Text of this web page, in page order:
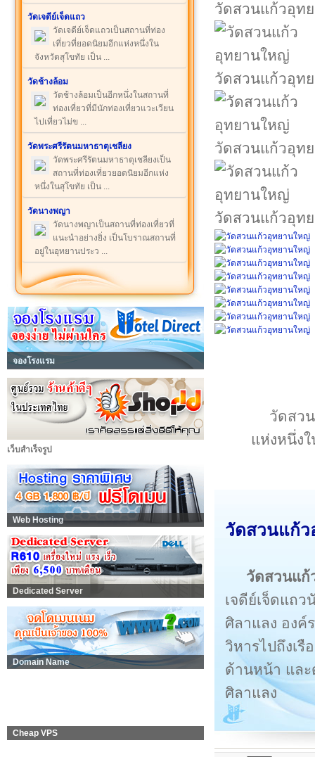
วัดเจดีย์เจ็ดแถว
วัดเจดีย์เจ็ดแถวเป็นสถานที่ท่อง
เที่ยวที่ยอดนิยมอีกแห่งหนึ่งใน
จังหวัดสุโขทัย เป็น ...
วัดช้างล้อม
วัดช้างล้อมเป็นอีกหนึ่งในสถานที่
ท่องเที่ยวที่มีนักท่องเที่ยวแวะเวียน
ไปเที่ยวไม่ข ...
วัดพระศรีรัตนมหาธาตุเชลียง
วัดพระศรีรัตนมหาธาตุเชลียงเป็น
สถานที่ท่องเที่ยวยอดนิยมอีกแห่ง
หนึ่งในสุโขทัย เป็น ...
วัดนางพญา
วัดนางพญาเป็นสถานที่ท่องเที่ยวที่
แนะนำอย่างยิ่ง เป็นโบราณสถานที่
อยู่ในอุทยานประว ...
จองโรงแรม
เว็บสำเร็จรูป
Web Hosting
Dedicated Server
Domain Name
Cheap VPS
วัดสวนแก้วอุท
วัดสวนแก้วอุท
วัดสวนแก้วอุท
วัดสวนแก้วอุท
วัดสว
แห่งหนึ่ง
วัดสวนแก้ว
วัดสวนแ
เจดีย์เจ็ดแถ
ศิลาแลง องค์
วิหารไปถึงเ
ด้านหน้า และ
ศิลาแลง